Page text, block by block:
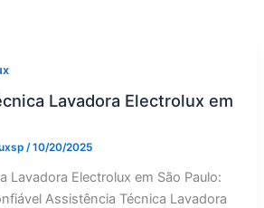
Lavadora Electrolux em
/10/20/2025
Lavadora Electrolux em São Paulo:
Assistência Técnica Lavadora